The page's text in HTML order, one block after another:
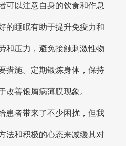
以注意自身的饮食和作息
的睡眠有助于提升免疫力和
和压力，避免接触刺激性物
措施。定期锻炼身体，保持
改善银屑病薄膜现象。
者带来了不少困扰，但我
法和积极的心态来减缓其对